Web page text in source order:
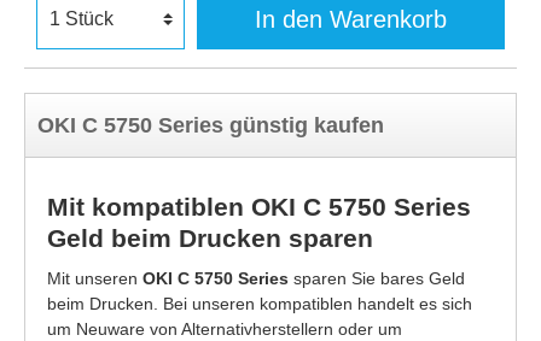
In den Warenkorb
OKI C 5750 Series günstig kaufen
Mit kompatiblen OKI C 5750 Series
Geld beim Drucken sparen
Mit unseren OKI C 5750 Series sparen Sie bares Geld
beim Drucken. Bei unseren kompatiblen handelt es sich
um Neuware von Alternativherstellern oder um